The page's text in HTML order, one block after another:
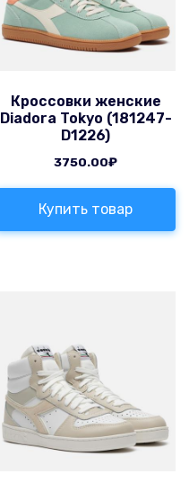
Кроссовки женские
Diadora Tokyo (181247-
D1226)
3750.00₽
Купить товар